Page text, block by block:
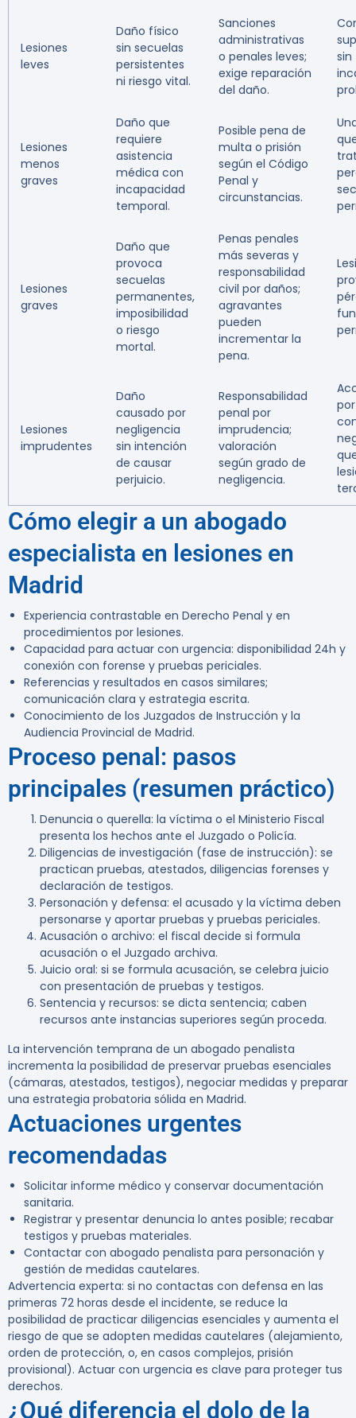
Lesiones
leves
Daño físico
sin secuelas
persistentes
ni riesgo vital.
Sanciones
administrativas
o penales leves;
exige reparación
del daño.
sin
Lesiones
menos
graves
Daño que
requiere
asistencia
médica con
incapacidad
temporal.
Posible pena de
multa o prisión
según el Código
Penal y
circunstancias.
Lesiones
graves
Daño que
provoca
secuelas
permanentes,
imposibilidad
o riesgo
mortal.
Penas penales
más severas y
responsabilidad
civil por daños;
agravantes
pueden
incrementar la
pena.
Lesiones
imprudentes
Daño
causado por
negligencia
sin intención
de causar
perjuicio.
Responsabilidad
penal por
imprudencia;
valoración
según grado de
negligencia.
por
Cómo elegir a un abogado
especialista en lesiones en
Madrid
Experiencia contrastable en Derecho Penal y en
procedimientos por lesiones.
Capacidad para actuar con urgencia: disponibilidad 24h y
conexión con forense y pruebas periciales.
Referencias y resultados en casos similares;
comunicación clara y estrategia escrita.
Conocimiento de los Juzgados de Instrucción y la
Audiencia Provincial de Madrid.
Proceso penal: pasos
principales (resumen práctico)
Denuncia o querella: la víctima o el Ministerio Fiscal
presenta los hechos ante el Juzgado o Policía.
Diligencias de investigación (fase de instrucción): se
practican pruebas, atestados, diligencias forenses y
declaración de testigos.
Personación y defensa: el acusado y la víctima deben
personarse y aportar pruebas y pruebas periciales.
Acusación o archivo: el fiscal decide si formula
acusación o el Juzgado archiva.
Juicio oral: si se formula acusación, se celebra juicio
con presentación de pruebas y testigos.
Sentencia y recursos: se dicta sentencia; caben
recursos ante instancias superiores según proceda.
La intervención temprana de un abogado penalista
incrementa la posibilidad de preservar pruebas esenciales
(cámaras, atestados, testigos), negociar medidas y preparar
una estrategia probatoria sólida en Madrid.
Actuaciones urgentes
recomendadas
Solicitar informe médico y conservar documentación
sanitaria.
Registrar y presentar denuncia lo antes posible; recabar
testigos y pruebas materiales.
Contactar con abogado penalista para personación y
gestión de medidas cautelares.
Advertencia experta: si no contactas con defensa en las
primeras 72 horas desde el incidente, se reduce la
posibilidad de practicar diligencias esenciales y aumenta el
riesgo de que se adopten medidas cautelares (alejamiento,
orden de protección, o, en casos complejos, prisión
provisional). Actuar con urgencia es clave para proteger tus
derechos.
¿Qué diferencia el dolo de la